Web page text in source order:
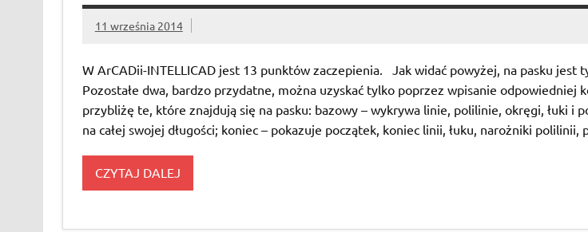
11 września 2014
W ArCADii-INTELLICAD jest 13 punktów zaczepienia. Jak widać powyżej, na pasku jest
Pozostałe dwa, bardzo przydatne, można uzyskać tylko poprzez wpisanie odpowiedniej
przybliżę te, które znajdują się na pasku: bazowy – wykrywa linie, polilinie, okręgi, łuki i
na całej swojej długości; koniec – pokazuje początek, koniec linii, łuku, narożniki
CZYTAJ DALEJ